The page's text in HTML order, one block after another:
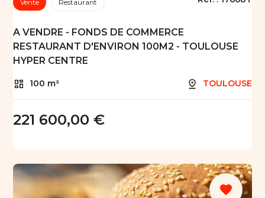
Vente Restaurant
A VENDRE - FONDS DE COMMERCE
RESTAURANT D'ENVIRON 100M2 - TOULOUSE
HYPER CENTRE
100 m² TOULOUSE
221 600,00 €
favorite